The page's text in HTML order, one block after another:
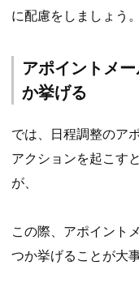
に配慮をしましょう。
アポイントメ
か挙げる
では、日程調整のア
アクションを起こす
が、
この際、アポイント
つか挙げることが大事